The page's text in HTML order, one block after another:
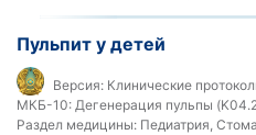
Пульпит у детей
Версия: Клинические
МКБ-10: Дегенерация пульпы
Раздел медицины: Педиатрия,